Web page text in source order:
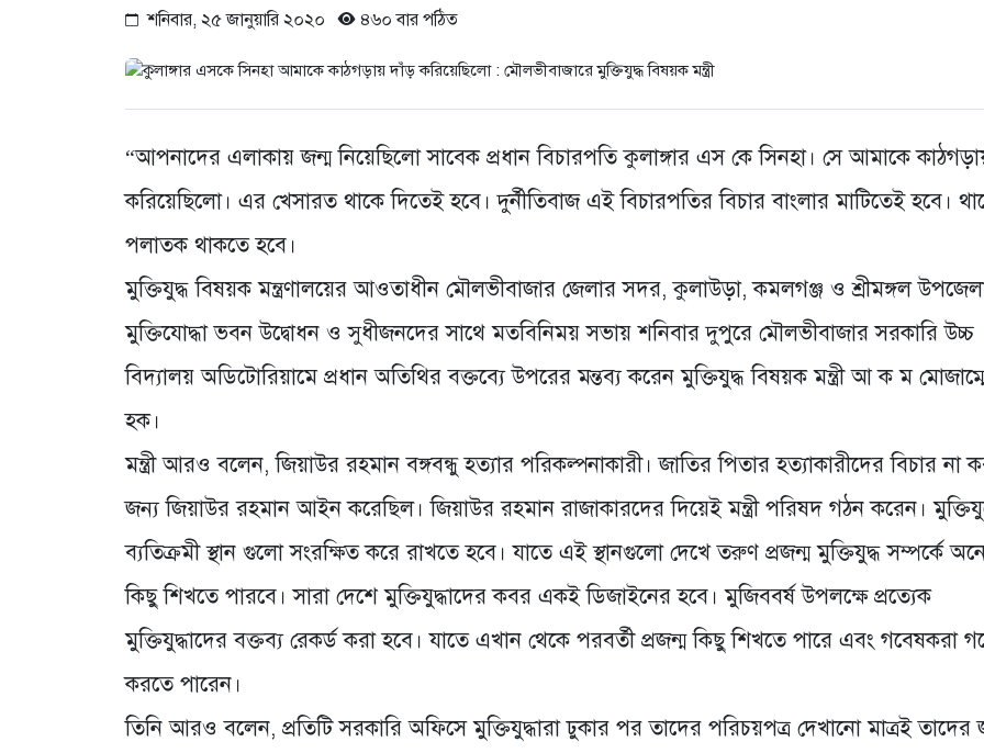
শনিবার, ২৫ জানুয়ারি ২০২০
৪৬০ বার পঠিত
“আপনাদের এলাকায় জন্ম নিয়েছিলো সাবেক প্রধান বিচারপতি কুলাঙ্গার এস কে সিনহা। সে আমাকে
করিয়েছিলো। এর খেসারত থাকে দিতেই হবে। দুর্নীতিবাজ এই বিচারপতির বিচার বাংলার মাটিতেই হবে।
পলাতক থাকতে হবে।
মুক্তিযুদ্ধ বিষয়ক মন্ত্রণালয়ের আওতাধীন মৌলভীবাজার জেলার সদর, কুলাউড়া, কমলগঞ্জ ও শ্রীমঙ্গল
মুক্তিযোদ্ধা ভবন উদ্বোধন ও সুধীজনদের সাথে মতবিনিময় সভায় শনিবার দুপুরে মৌলভীবাজার সরকারি উচ্চ
বিদ্যালয় অডিটোরিয়ামে প্রধান অতিথির বক্তব্যে উপরের মন্তব্য করেন মুক্তিযুদ্ধ বিষয়ক মন্ত্রী আ ক ম
হক।
মন্ত্রী আরও বলেন, জিয়াউর রহমান বঙ্গবন্ধু হত্যার পরিকল্পনাকারী। জাতির পিতার হত্যাকারীদের বিচার না
জন্য জিয়াউর রহমান আইন করেছিল। জিয়াউর রহমান রাজাকারদের দিয়েই মন্ত্রী পরিষদ গঠন করেন।
ব্যতিক্রমী স্থান গুলো সংরক্ষিত করে রাখতে হবে। যাতে এই স্থানগুলো দেখে তরুণ প্রজন্ম মুক্তিযুদ্ধ সম্পর্কে
কিছু শিখতে পারবে। সারা দেশে মুক্তিযুদ্ধাদের কবর একই ডিজাইনের হবে। মুজিববর্ষ উপলক্ষে প্রত্যেক
মুক্তিযুদ্ধাদের বক্তব্য রেকর্ড করা হবে। যাতে এখান থেকে পরবর্তী প্রজন্ম কিছু শিখতে পারে এবং গবেষকরা
করতে পারেন।
তিনি আরও বলেন, প্রতিটি সরকারি অফিসে মুক্তিযুদ্ধারা ঢুকার পর তাদের পরিচয়পত্র দেখানো মাত্রই তাদের